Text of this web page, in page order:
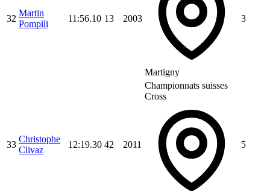
32
Martin
Pompili
11:56.10 13 2003
Martigny
3
33
Christophe
Clivaz
12:19.30 42 2011
Championnats suisses
Cross
5